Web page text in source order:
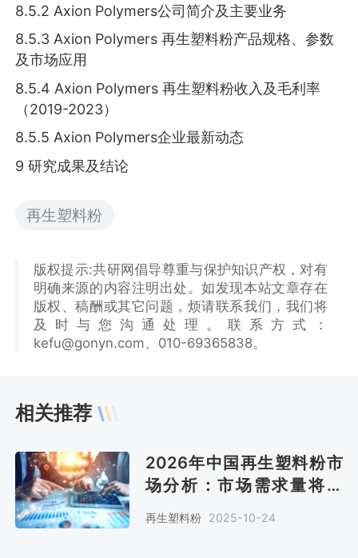
8.5.2 Axion Polymers公司简介及主要业务
8.5.3 Axion Polymers 再生塑料粉产品规格、参数
及市场应用
8.5.4 Axion Polymers 再生塑料粉收入及毛利率
（2019-2023）
8.5.5 Axion Polymers企业最新动态
9 研究成果及结论
再生塑料粉
版权提示:共研网倡导尊重与保护知识产权，对有
明确来源的内容注明出处。如发现本站文章存在
版权、稿酬或其它问题，烦请联系我们，我们将
及时与您沟通处理。联系方式：
kefu@gonyn.com、010-69365838。
相关推荐
2026年中国再生塑料粉市
场分析：市场需求量将达
2150万吨，废旧塑料回收
率低[图]
再生塑料粉 2025-10-24